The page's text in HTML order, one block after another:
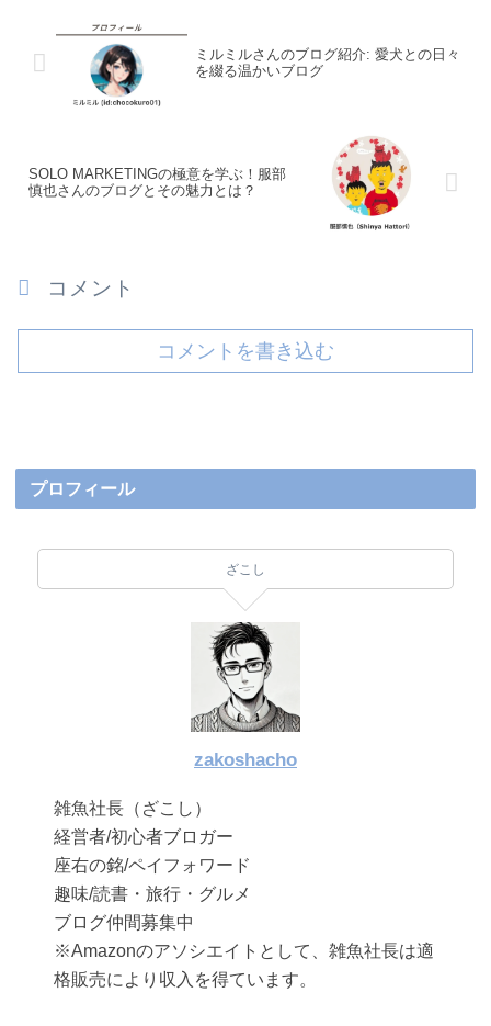
ミルミルさんのブログ紹介: 愛犬との日々
を綴る温かいブログ
SOLO MARKETINGの極意を学ぶ！服部
慎也さんのブログとその魅力とは？
コメント
コメントを書き込む
プロフィール
ざこし
zakoshacho
雑魚社長（ざこし）
経営者/初心者ブロガー
座右の銘/ペイフォワード
趣味/読書・旅行・グルメ
ブログ仲間募集中
※Amazonのアソシエイトとして、雑魚社長は適
格販売により収入を得ています。